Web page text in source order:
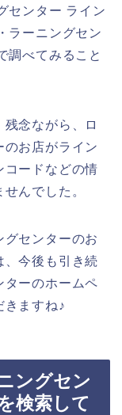
センター ライン
ラーニングセン
調べてみること
念ながら、ロ
のお店がライン
コードなどの情
んでした。
グセンターのお
、今後も引き続
ターのホームペ
きますね♪
ングセン
検索して